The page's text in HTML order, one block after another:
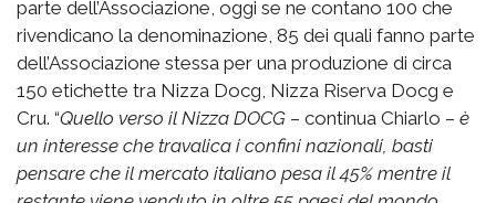
parte dell’Associazione, oggi se ne contano 100 che
rivendicano la denominazione, 85 dei quali fanno parte
dell’Associazione stessa per una produzione di circa
150 etichette tra Nizza Docg, Nizza Riserva Docg e
Cru. “Quello verso il Nizza DOCG – continua Chiarlo – è
un interesse che travalica i confini nazionali, basti
pensare che il mercato italiano pesa il 45% mentre il